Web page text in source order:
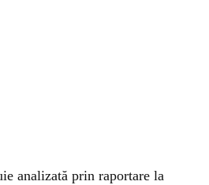
analizată prin raportare la